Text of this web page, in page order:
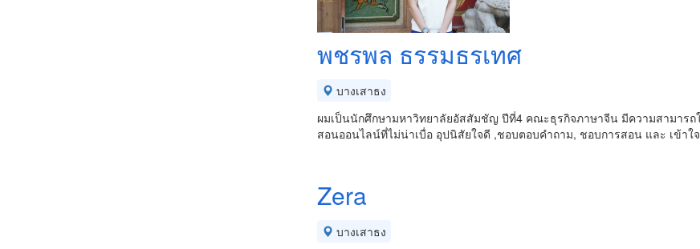
พชรพล ธรรมธรเทศ
บางเสาธง
ผมเป็นนักศึกษามหาวิทยาลัยอัสสัมชัญ ปีที่4 คณะธุรกิจภาษาจีน มีความสามาร
สอนออนไลน์ที่ไม่น่าเบื่อ อุปนิสัยใจดี ,ชอบตอบคำถาม, ชอบการสอน และ เข้าใ
Zera
บางเสาธง